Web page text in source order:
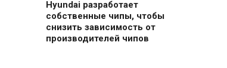
Hyundai разработает
собственные чипы, чтобы
снизить зависимость от
производителей чипов